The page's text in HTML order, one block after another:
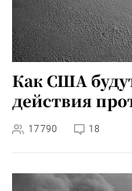
Как США
действия
17790 18